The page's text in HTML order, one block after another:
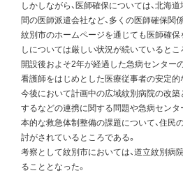
しかしながら、医師確保については、北海
間の医師派遣会社など、多くの医師確保関
紋別市のホームページを通じても医師確保
しについては厳しい状況が続いているとこ
開設後およそ2年が経過した急病センター
看護師をはじめとした医療従事者の安定的
今後において計画中の広域紋別病院の改築
するなどの連携に関する問題や急病セン
本的な救急体制整備の課題について、住民
討がされているところである。
考察として紋別市においては、道立紋別病
ることとなった。